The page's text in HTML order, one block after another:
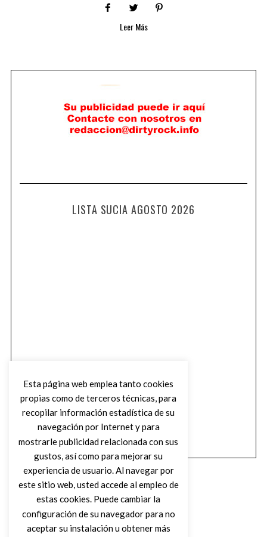
Leer Más
LISTA SUCIA AGOSTO 2026
Esta página web emplea tanto cookies
propias como de terceros técnicas, para
recopilar información estadística de su
navegación por Internet y para
mostrarle publicidad relacionada con sus
gustos, así como para mejorar su
experiencia de usuario. Al navegar por
este sitio web, usted accede al empleo de
estas cookies. Puede cambiar la
configuración de su navegador para no
aceptar su instalación u obtener más